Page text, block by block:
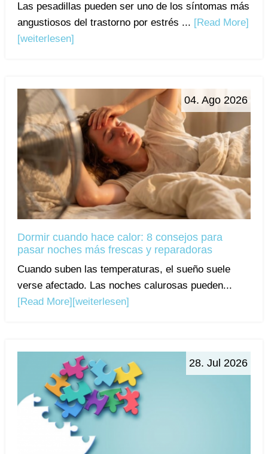
Las pesadillas pueden ser uno de los síntomas más
angustiosos del trastorno por estrés ... [Read More]
[weiterlesen]
04. Ago 2026
Dormir cuando hace calor: 8 consejos para
pasar noches más frescas y reparadoras
Cuando suben las temperaturas, el sueño suele
verse afectado. Las noches calurosas pueden...
[Read More] [weiterlesen]
28. Jul 2026